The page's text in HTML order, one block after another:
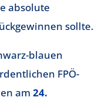
absolute
sollte.
blauen
FPÖ-
am 24.